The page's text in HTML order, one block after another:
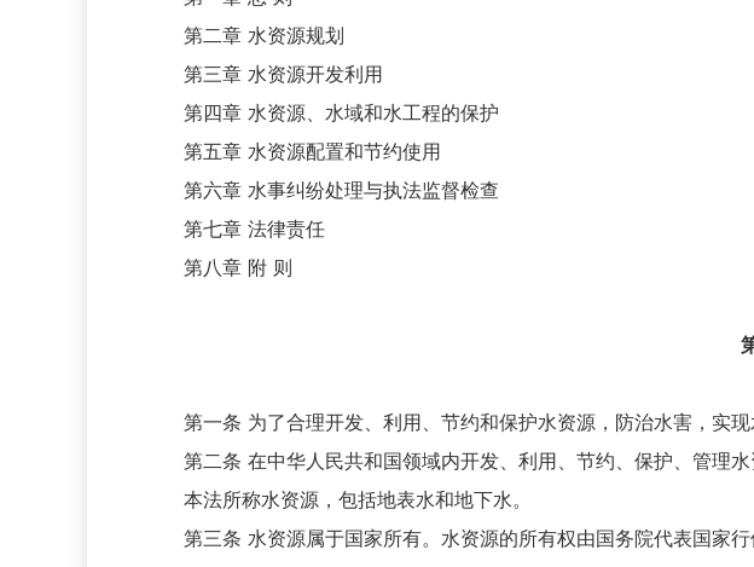
第二章 水资源规划
第三章 水资源开发利用
第四章 水资源、水域和水工程的保护
第五章 水资源配置和节约使用
第六章 水事纠纷处理与执法监督检查
第七章 法律责任
第八章 附 则
第
第一条 为了合理开发、利用、节约和保护水资源，防治水害，实
第二条 在中华人民共和国领域内开发、利用、节约、保护、管理水
本法所称水资源，包括地表水和地下水。
第三条 水资源属于国家所有。水资源的所有权由国务院代表国家